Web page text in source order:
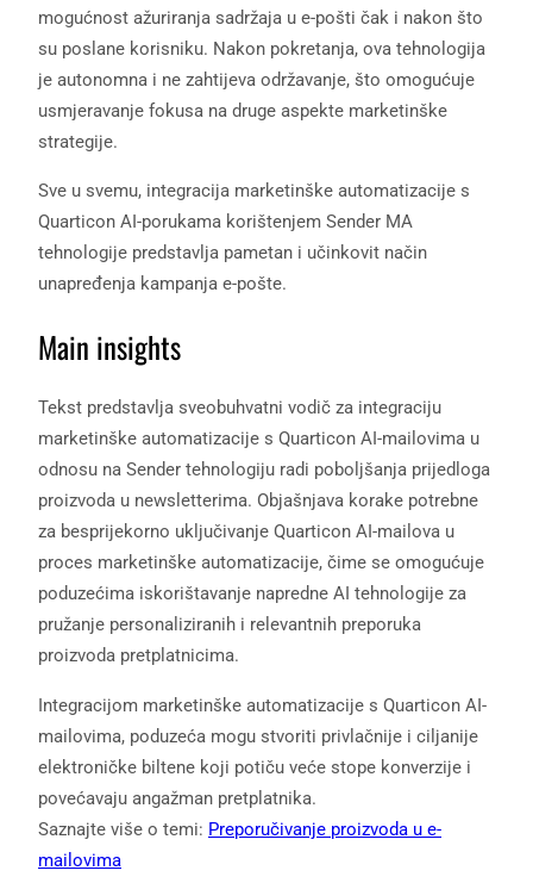
mogućnost ažuriranja sadržaja u e-pošti čak i nakon što
su poslane korisniku. Nakon pokretanja, ova tehnologija
je autonomna i ne zahtijeva održavanje, što omogućuje
usmjeravanje fokusa na druge aspekte marketinške
strategije.
Sve u svemu, integracija marketinške automatizacije s
Quarticon AI-porukama korištenjem Sender MA
tehnologije predstavlja pametan i učinkovit način
unapređenja kampanja e-pošte.
Main insights
Tekst predstavlja sveobuhvatni vodič za integraciju
marketinške automatizacije s Quarticon AI-mailovima u
odnosu na Sender tehnologiju radi poboljšanja prijedloga
proizvoda u newsletterima. Objašnjava korake potrebne
za besprijekorno uključivanje Quarticon AI-mailova u
proces marketinške automatizacije, čime se omogućuje
poduzećima iskorištavanje napredne AI tehnologije za
pružanje personaliziranih i relevantnih preporuka
proizvoda pretplatnicima.
Integracijom marketinške automatizacije s Quarticon AI-
mailovima, poduzeća mogu stvoriti privlačnije i ciljanije
elektroničke biltene koji potiču veće stope konverzije i
povećavaju angažman pretplatnika.
Saznajte više o temi: Preporučivanje proizvoda u e-
mailovima